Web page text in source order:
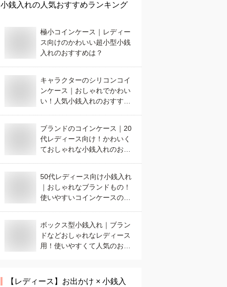
小銭入れの人気おすすめランキング
極小コインケース｜レディー
ス向けのかわいい超小型小銭
入れのおすすめは？
キャラクターのシリコンコイ
ンケース｜おしゃれでかわい
い！人気小銭入れのおすすめ
ブランドのコインケース｜20
代レディース向け！かわいく
ておしゃれな小銭入れのおす
50代レディース向け小銭入れ
｜おしゃれなブランドもの！
使いやすいコインケースのお
ボックス型小銭入れ｜ブラン
ドなどおしゃれなレディース
用！使いやすくて人気のおす
【レディース】 お出かけ × 小銭入